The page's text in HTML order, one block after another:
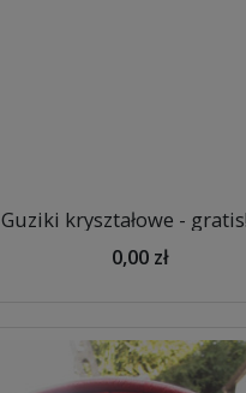
Guziki kryształowe -
0,00 zł